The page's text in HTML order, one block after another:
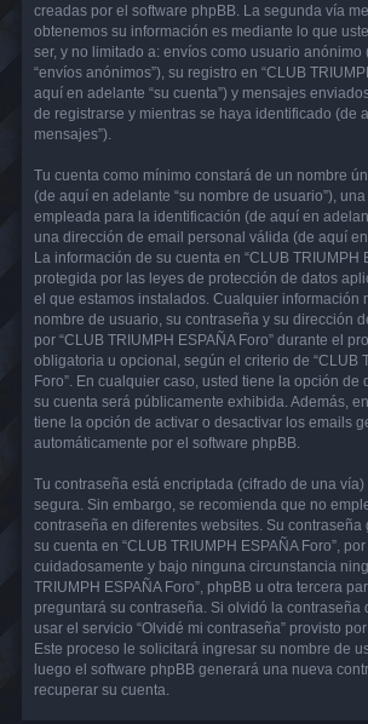
creadas por el software phpBB. La segunda vía
obtenemos su información es mediante lo que
ser, y no limitado a: envíos como usuario anónimo
“envíos anónimos”), su registro en “CLUB
aquí en adelante “su cuenta”) y mensajes
de registrarse y mientras se haya identificado (de
mensajes”).
Tu cuenta como mínimo constará de un nombre
(de aquí en adelante “su nombre de usuario”),
empleada para la identificación (de aquí en
una dirección de email personal válida (de aquí en
La información de su cuenta en “CLUB TRIUMPH
protegida por las leyes de protección de datos
el que estamos instalados. Cualquier información
nombre de usuario, su contraseña y su dirección
por “CLUB TRIUMPH ESPAÑA Foro” durante el
obligatoria u opcional, según el criterio de “CLUB
Foro”. En cualquier caso, usted tiene la opción de
su cuenta será públicamente exhibida. Además,
tiene la opción de activar o desactivar los emails
automáticamente por el software phpBB.
Tu contraseña está encriptada (cifrado de una vía)
segura. Sin embargo, se recomienda que no
contraseña en diferentes websites. Su contraseña
su cuenta en “CLUB TRIUMPH ESPAÑA Foro”,
cuidadosamente y bajo ninguna circunstancia
TRIUMPH ESPAÑA Foro”, phpBB u otra tercera
preguntará su contraseña. Si olvidó la contraseña
usar el servicio “Olvidé mi contraseña” provisto
Este proceso le solicitará ingresar su nombre de
luego el software phpBB generará una nueva
recuperar su cuenta.